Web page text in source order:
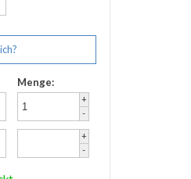
Menge:
+
-
+
-